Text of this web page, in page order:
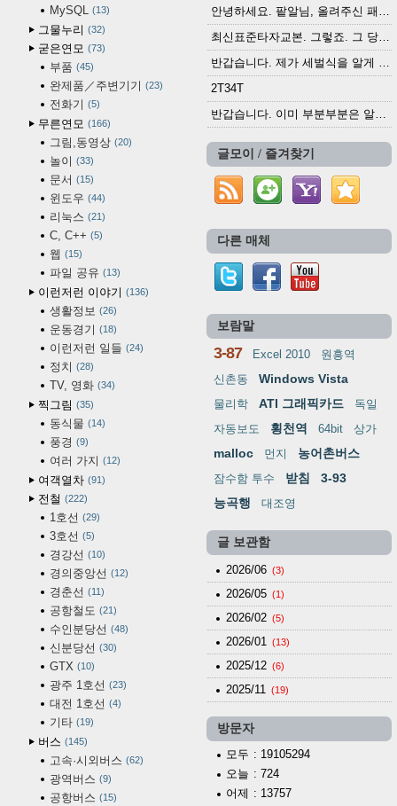
MySQL 13
그물누리 32
굳은연모 73
부품 45
완제품／주변기기 23
전화기 5
무른연모 166
그림,동영상 20
놀이 33
문서 15
윈도우 44
리눅스 21
C, C++ 5
웹 15
파일 공유 13
이런저런 이야기 136
생활정보 26
운동경기 18
이런저런 일들 24
정치 28
TV, 영화 34
찍그림 35
동식물 14
풍경 9
여러 가지 12
여객열차 91
전철 222
1호선 29
3호선 5
경강선 10
경의중앙선 12
경춘선 11
공항철도 21
수인분당선 48
신분당선 30
GTX 10
광주 1호선 23
대전 1호선 4
기타 19
버스 145
고속·시외버스 62
광역버스 9
공항버스 15
안녕하세요. 팥알님, 올려주신 패치 여러모로 감사...
최신표준타자교본. 그렇죠. 그 당시에 최신 표준...
반갑습니다. 제가 세벌식을 알게 되어 세벌식 써...
2T34T
반갑습니다. 이미 부분부분은 알려진 정보들이...
글모이 / 즐겨찾기
다른 매체
보람말
3-87 Excel 2010
원흥역
신촌동
Windows Vista
물리학 ATI 그래픽카드
독일
자동보도
횡천역 64bit 상가
malloc 먼지 농어촌버스
잠수함 투수 받침
3-93
능곡행
대조영
글 보관함
2026/06 (3)
2026/05 (1)
2026/02 (5)
2026/01 (13)
2025/12 (6)
2025/11 (19)
방문자
모두 : 19105294
오늘 : 724
어제 : 13757